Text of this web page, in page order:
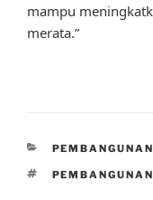
mampu
merata.”
CATEGORIES
TAGS